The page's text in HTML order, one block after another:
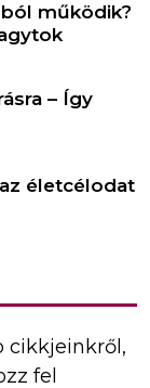
működik?
– Így
életcélodat
cikkjeinkről,
fel